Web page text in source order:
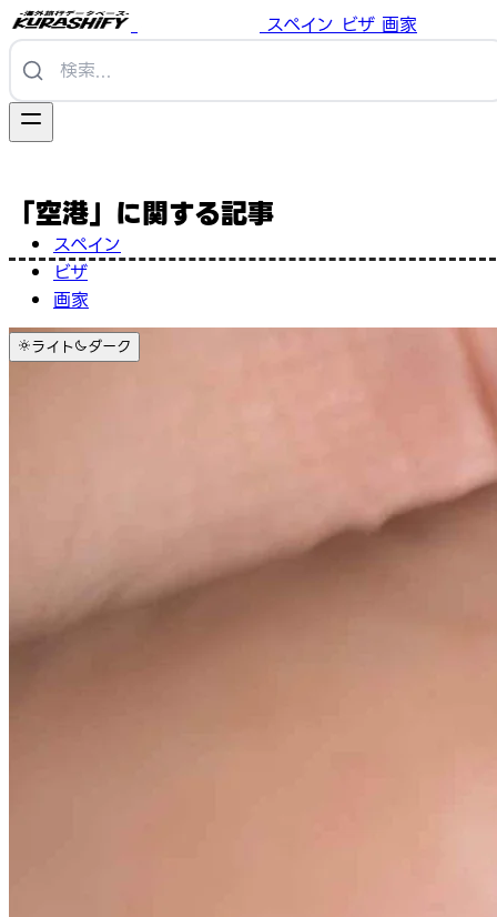
スペイン ビザ 画家
スペイン
ビザ
画家
ライト ダーク
「空港」に関する記事